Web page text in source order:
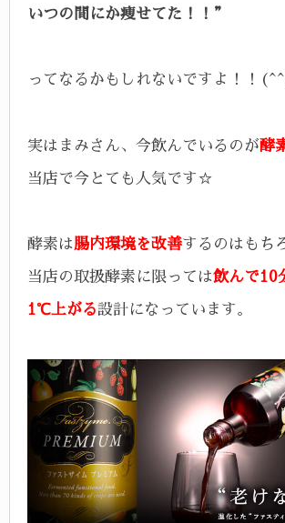
いつの間にか痩せてた！！”
ってなるかもしれないですよ！！
実はまみさん、今飲んでいるのが酵
当店で今とても人気です☆
酵素は腸内環境を改善するのはもち
当店の取扱酵素に限っては飲んで10
1℃上がる設計になっています。